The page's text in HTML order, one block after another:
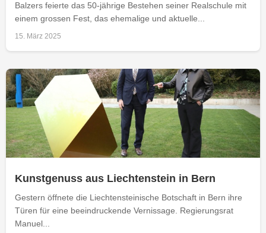
Balzers feierte das 50-jährige Bestehen seiner Realschule mit
einem grossen Fest, das ehemalige und aktuelle...
15. März 2025
Kunstgenuss aus Liechtenstein in Bern
Gestern öffnete die Liechtensteinische Botschaft in Bern ihre
Türen für eine beeindruckende Vernissage. Regierungsrat
Manuel...